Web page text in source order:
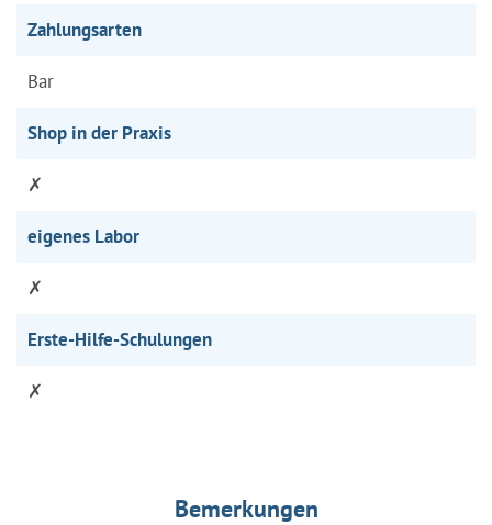
Zahlungsarten
Bar
Shop in der Praxis
✗
eigenes Labor
✗
Erste-Hilfe-Schulungen
✗
Bemerkungen